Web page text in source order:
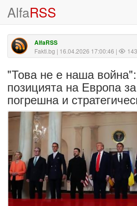
AlfaRSS
AlfaRSS
Fakti.bg | 16.04.2026 17:00:46 | 143
"Това не е наша
позицията на Европа
погрешна и